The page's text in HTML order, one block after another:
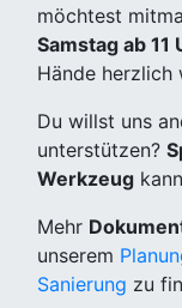
möchtest
Samstag ab 11
Hände herzlich
Du willst uns
unterstützen?
Werkzeug
Mehr
unserem
Sanierung zu